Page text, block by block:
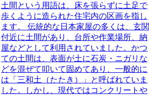
土間という用語は、床を張らずに土足で
歩くように造られた住宅内の区画を指し
ます。
伝統的な日本家屋の多くは、玄関
付近に土間があり、台所や作業場所、納
屋などとして利用されていました。かつ
ての土間は、表面が土に石炭・ニガリな
どを混ぜて叩いて固めてあり、一般的に
は「三和土（たたき）」と呼ばれていま
した。しかし、現代ではコンクリートや